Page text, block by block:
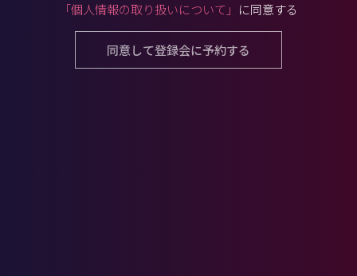
「個人情報の取り扱いについて」 に同意する
同意して登録会に予約する